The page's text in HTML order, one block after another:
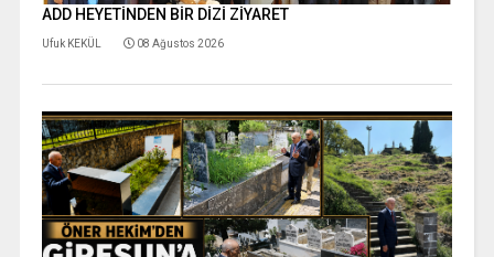
ADD HEYETİNDEN BİR DİZİ ZİYARET
Ufuk KEKÜL 08 Ağustos 2026